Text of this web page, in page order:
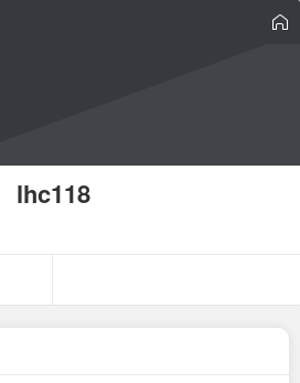
lhc118